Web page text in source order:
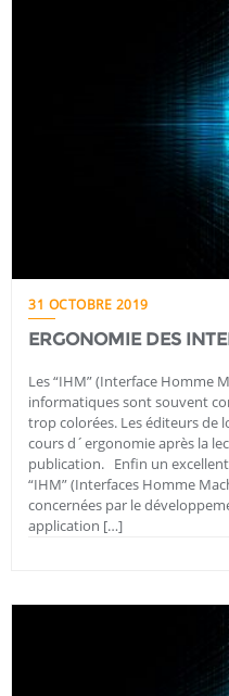
31 OCTOBRE 2019
ERGONOMIE DES
Les “IHM” (Interface Homme
informatiques sont souvent
trop colorées. Les éditeurs de
cours d´ergonomie après la
publication. Enfin un
“IHM” (Interfaces Homme
concernées par le
application […]